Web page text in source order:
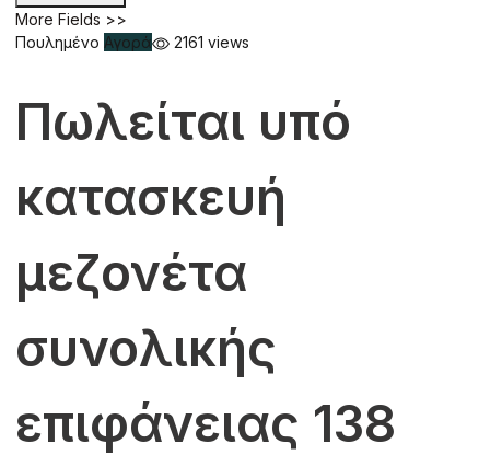
More Fields >>
Πουλημένο Αγορά 2161 views
Πωλείται υπό
κατασκευή
μεζονέτα
συνολικής
επιφάνειας 138